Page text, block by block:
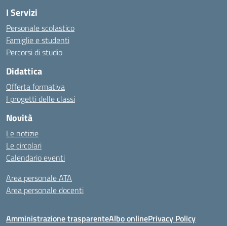
I Servizi
Personale scolastico
Famiglie e studenti
Percorsi di studio
Didattica
Offerta formativa
I progetti delle classi
Novità
Le notizie
Le circolari
Calendario eventi
Area personale ATA
Area personale docenti
Amministrazione trasparenteAlbo onlinePrivacy Policy